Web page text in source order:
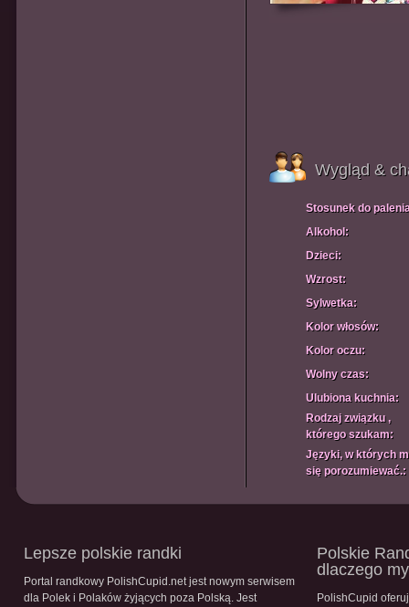
Wygląd &
Stosunek do
Alkohol:
Dzieci:
Wzrost:
Sylwetka:
Kolor włosów:
Kolor oczu:
Wolny czas:
Ulubiona kuchnia:
Rodzaj związku ,
którego szukam:
Języki, w których
się porozumiewać.:
Lepsze polskie randki
Portal randkowy PolishCupid.net jest nowym serwisem
dla Polek i Polaków żyjących poza Polską. Jest
Polskie
dlaczego
PolishCupid